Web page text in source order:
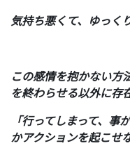
気持ち悪くて、ゆっく
この感情を抱かない方
を終わらせる以外に存
「行ってしまって、
かアクションを起こせ